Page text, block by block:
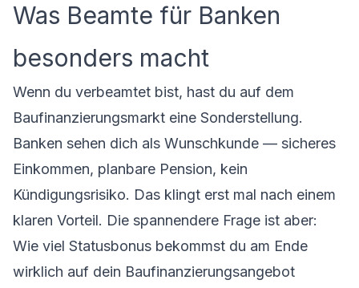
Was Beamte für Banken
besonders macht
Wenn du verbeamtet bist, hast du auf dem
Baufinanzierungsmarkt eine Sonderstellung.
Banken sehen dich als Wunschkunde — sicheres
Einkommen, planbare Pension, kein
Kündigungsrisiko. Das klingt erst mal nach einem
klaren Vorteil. Die spannendere Frage ist aber:
Wie viel Statusbonus bekommst du am Ende
wirklich auf dein Baufinanzierungsangebot